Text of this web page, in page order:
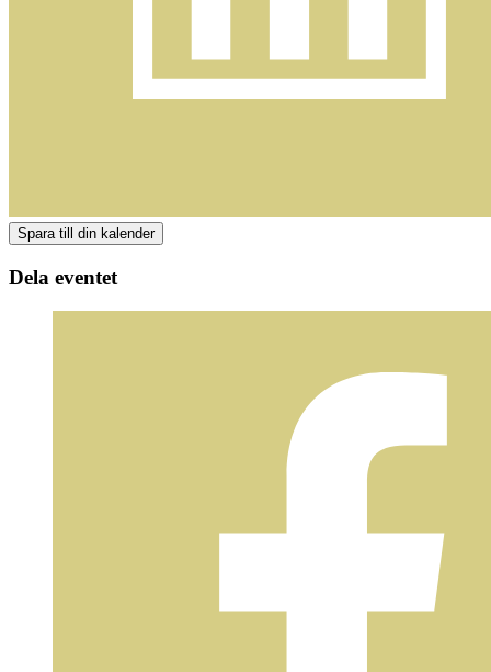
Dela eventet